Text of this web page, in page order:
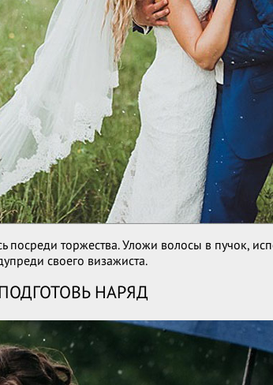
торжества. Уложи волосы в пучок,
своего визажиста.
НАРЯД